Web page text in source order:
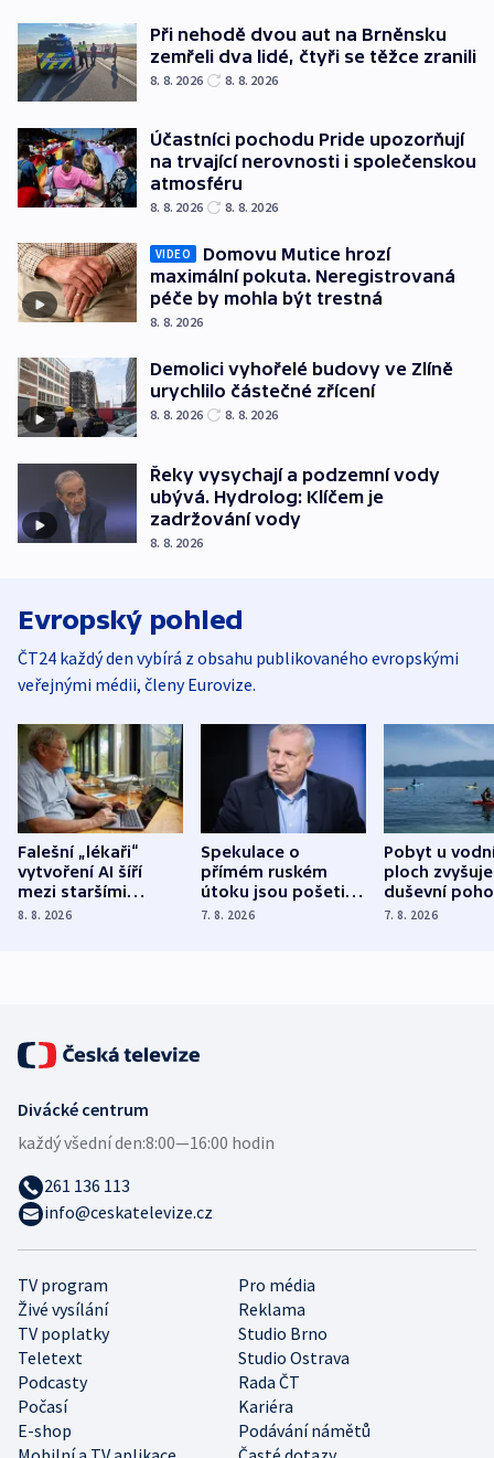
Při nehodě dvou aut na Brněnsku
zemřeli dva lidé, čtyři se těžce zranili
8. 8. 2026 8. 8. 2026
Účastníci pochodu Pride upozorňují
na trvající nerovnosti i společenskou
atmosféru
8. 8. 2026 8. 8. 2026
VIDEO
Domovu Mutice hrozí
maximální pokuta. Neregistrovaná
péče by mohla být trestná
8. 8. 2026
Demolici vyhořelé budovy ve Zlíně
urychlilo částečné zřícení
8. 8. 2026 8. 8. 2026
Řeky vysychají a podzemní vody
ubývá. Hydrolog: Klíčem je
zadržování vody
8. 8. 2026
Evropský pohled
ČT24 každý den vybírá z obsahu publikovaného evropskými
veřejnými médii, členy Eurovize.
Falešní „lékaři“
vytvoření AI šíří
mezi staršími
Poláky nebezpečné
8. 8. 2026
Spekulace o
přímém ruském
útoku jsou pošetilé,
míní estonský
7. 8. 2026
Pobyt u
ploch zvyšuje
duševní
ukázala
7. 8. 2026
TV program
Pro média
Živé vysílání
Reklama
TV poplatky
Studio Brno
Teletext
Studio Ostrava
Podcasty
Rada ČT
Počasí
Kariéra
E-shop
Podávání námětů
Divácké centrum
každý všední den:8:00—16:00 hodin
261 136 113
info@ceskatelevize.cz